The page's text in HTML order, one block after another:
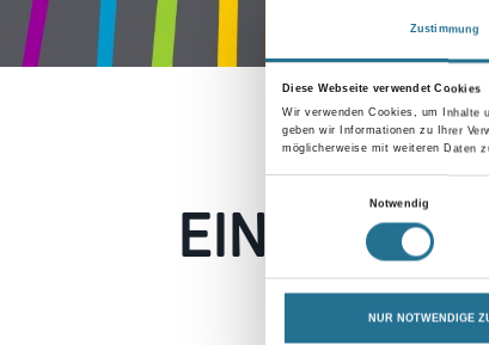
Zustimmung
Diese Webseite verwendet Cookies
Wir verwenden Cookies, um Inhalte
geben wir Informationen zu Ihrer
möglicherweise mit weiteren Daten
Notwendig
NUR NOTWENDIGE
EIN
Keine Sorge,